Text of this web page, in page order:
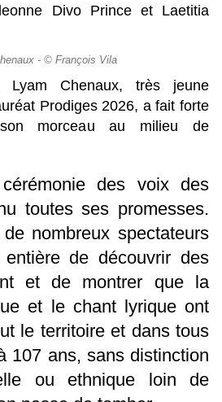
Divo Prince et Laetitia
- © François Vila
Lyam Chenaux, très jeune
Prodiges 2026, a fait forte
morceau au milieu de
des voix des
toutes ses promesses.
nombreux spectateurs
de découvrir des
et de montrer que la
et le chant lyrique ont
le territoire et dans tous
ans, sans distinction
ou ethnique loin de